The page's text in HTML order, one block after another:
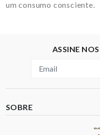
um consumo consciente.
ASSINE
SOBRE